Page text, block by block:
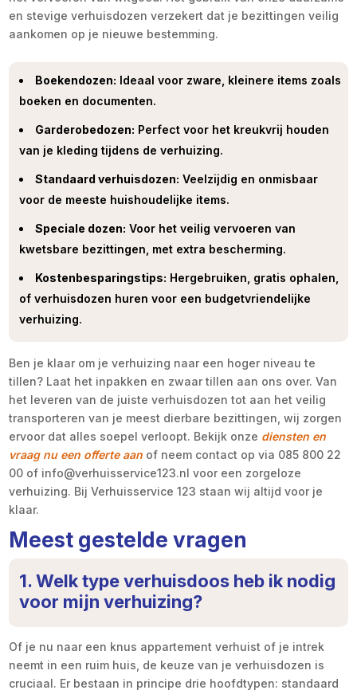
en stevige verhuisdozen verzekert dat je bezittingen veilig
aankomen op je nieuwe bestemming.
Boekendozen: Ideaal voor zware, kleinere items zoals
boeken en documenten.
Garderobedozen: Perfect voor het kreukvrij houden
van je kleding tijdens de verhuizing.
Standaard verhuisdozen: Veelzijdig en onmisbaar
voor de meeste huishoudelijke items.
Speciale dozen: Voor het veilig vervoeren van
kwetsbare bezittingen, met extra bescherming.
Kostenbesparingstips: Hergebruiken, gratis ophalen,
of verhuisdozen huren voor een budgetvriendelijke
verhuizing.
Ben je klaar om je verhuizing naar een hoger niveau te
tillen? Laat het inpakken en zwaar tillen aan ons over. Van
het leveren van de juiste verhuisdozen tot aan het veilig
transporteren van je meest dierbare bezittingen, wij zorgen
ervoor dat alles soepel verloopt. Bekijk onze diensten en
vraag nu een offerte aan of neem contact op via 085 800 22
00 of info@verhuisservice123.nl voor een zorgeloze
verhuizing. Bij Verhuisservice 123 staan wij altijd voor je
klaar.
Meest gestelde vragen
1. Welk type verhuisdoos heb ik nodig
voor mijn verhuizing?
Of je nu naar een knus appartement verhuist of je intrek
neemt in een ruim huis, de keuze van je verhuisdozen is
cruciaal. Er bestaan in principe drie hoofdtypen: standaard